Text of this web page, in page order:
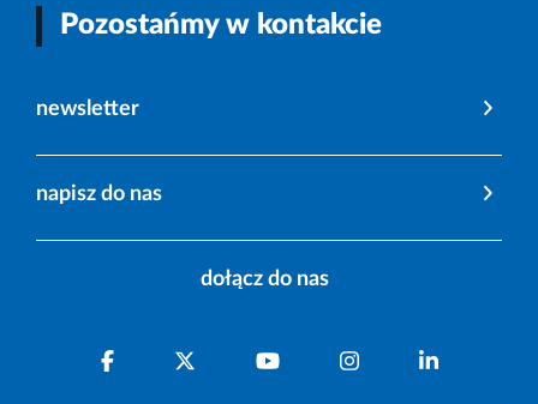
Pozostańmy w kontakcie
newsletter
napisz do nas
dołącz do nas